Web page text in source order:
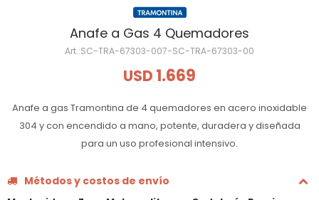
Anafe a Gas 4 Quemadores
SC-TRA-67303-007-SC-TRA-67303-00
USD 1.669
Anafe a gas Tramontina de 4 quemadores en acero inoxidable
304 y con encendido a mano, potente, duradera y diseñada
para un uso profesional intensivo.
Métodos y costos de envío